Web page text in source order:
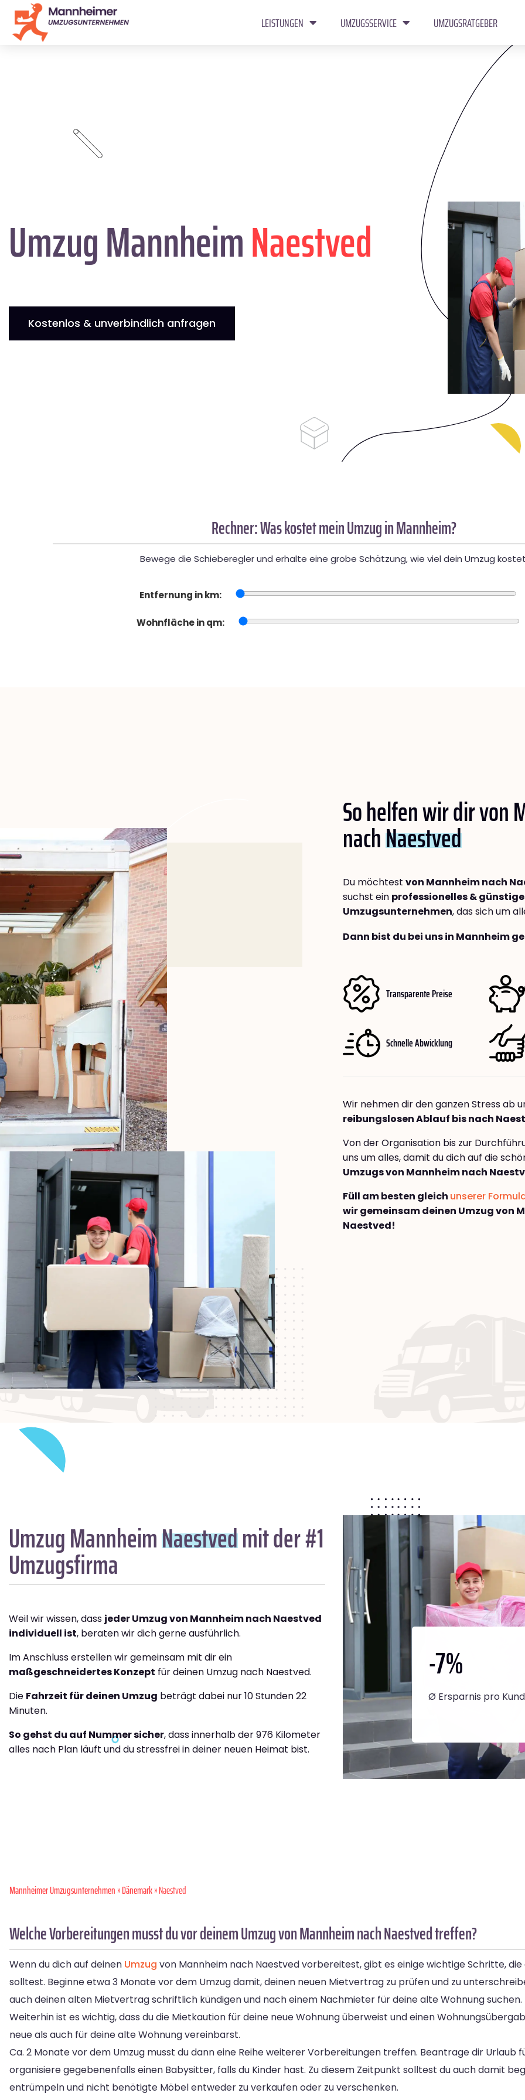
LEISTUNGEN UMZUGSSERVICE UMZUGSRATGEBER
Umzug MannheimNaestved
Kostenlos & unverbindlich anfragen
Rechner: Was kostet mein Umzug in Mannheim?
Bewege die Schieberegler und erhalte eine grobe Schätzung, wie viel dein Umzug
Entfernung in km:
Wohnfläche in qm:
So helfen wir dir von
nachNaestved
Du möchtest von Mannheim nach
suchst ein professionelles &
Umzugsunternehmen, das sich um
Dann bist du bei uns in Mannheim
Transparente Preise
Schnelle Abwicklung
Wir nehmen dir den ganzen Stress ab
reibungslosen Ablauf bis nach
Von der Organisation bis zur
uns um alles, damit du dich auf die
Umzugs von Mannheim nach
Füll am besten gleich unserer
wir gemeinsam deinen Umzug von
Naestved!
Umzug MannheimNaestvedmit der #1
Umzugsfirma
Weil wir wissen, dass jeder Umzug von Mannheim nach Naestved
individuell ist, beraten wir dich gerne ausführlich.
Im Anschluss erstellen wir gemeinsam mit dir ein
maßgeschneidertes Konzept für deinen Umzug nach Naestved.
Die Fahrzeit für deinen Umzug beträgt dabei nur 10 Stunden 22
Minuten.
So gehst du auf Nummer sicher, dass innerhalb der 976 Kilometer
alles nach Plan läuft und du stressfrei in deiner neuen Heimat bist.
-7%
Ø Ersparnis pro
Mannheimer Umzugsunternehmen»Dänemark» Naestved
Welche Vorbereitungen musst du vor deinem Umzug von Mannheim nach Naestved treffen?
Wenn du dich auf deinen Umzug von Mannheim nach Naestved vorbereitest, gibt es einige wichtige Schritte,
solltest. Beginne etwa 3 Monate vor dem Umzug damit, deinen neuen Mietvertrag zu prüfen und zu
auch deinen alten Mietvertrag schriftlich kündigen und nach einem Nachmieter für deine alte Wohnung suchen.
Weiterhin ist es wichtig, dass du die Mietkaution für deine neue Wohnung überweist und einen
neue als auch für deine alte Wohnung vereinbarst.
Ca. 2 Monate vor dem Umzug musst du dann eine Reihe weiterer Vorbereitungen treffen. Beantrage dir Urlaub
organisiere gegebenenfalls einen Babysitter, falls du Kinder hast. Zu diesem Zeitpunkt solltest du auch damit
entrümpeln und nicht benötigte Möbel entweder zu verkaufen oder zu verschenken.